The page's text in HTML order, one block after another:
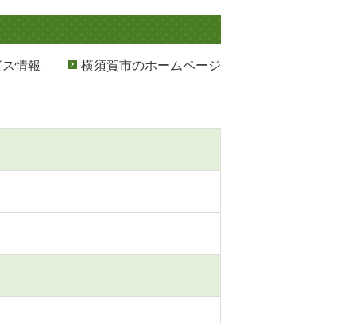
情報 横須賀市のホームページ